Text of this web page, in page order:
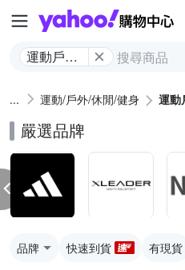
運動戶外
運動/戶外/休閒/健身 運動
嚴選品牌
品牌 快速到貨 有現貨